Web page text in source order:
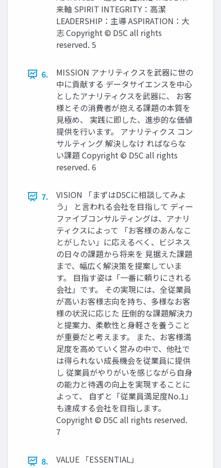
来軸 SPIRIT INTEGRITY：高潔
LEADERSHIP：主導 ASPIRATION：大
志 Copyright © D5C all rights
reserved. 5
6.
MISSION アナリティクスを武器に世の
中に貢献する データサイエンスを中心
としたアナリティクスを武器に、 お客
様とその消費者が抱える課題の本質を
見極め、 実践に即した、進歩的な価値
提供を行います。 アナリティクス コン
サルティング 解決しなけ ればならな
い課題 Copyright © D5C all rights
reserved. 6
7.
VISION 「まずはD5Cに相談してみよ
う」 と言われる会社を目指して ディー
ファイブコンサルティングは、アナリ
ティクスによって 「お客様のあんなこ
とがしたい」に応えるべく、ビジネス
の日々の課題から将来を 見据えた課題
まで、幅広く解決策を提案していま
す。 目指す姿は「一番に頼りにされる
会社」です。 その実現には、全従業員
が高いお客様志向を持ち、多様なお客
様の状況に応じた 圧倒的な課題解決力
と提案力、柔軟性と身軽さを養うこと
が重要だと考えます。 また、お客様満
足度を高めていく営みの中で、他社で
は得られない成長機会を従業員に提供
し 従業員がやりがいを感じながら自身
の能力と待遇の向上を実現することに
よって、 自ずと「従業員満足度No.1」
も達成する会社を目指します。
Copyright © D5C all rights reserved.
7
8.
VALUE 「ESSENTIAL」